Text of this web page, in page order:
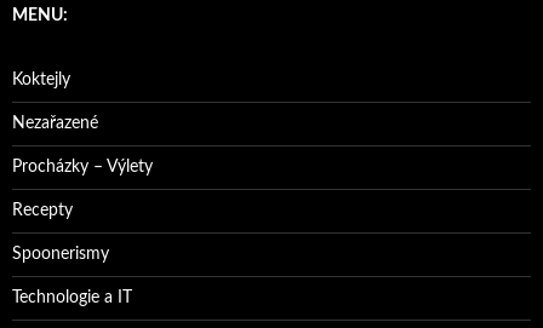
MENU:
Koktejly
Nezařazené
Procházky – Výlety
Recepty
Spoonerismy
Technologie a IT